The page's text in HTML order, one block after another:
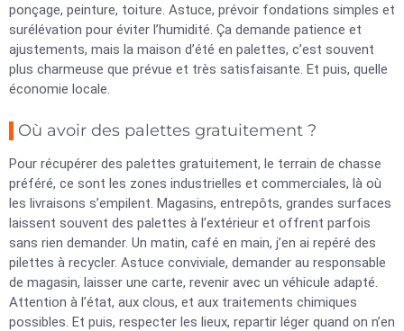
ponçage, peinture, toiture. Astuce, prévoir fondations simples et
surélévation pour éviter l’humidité. Ça demande patience et
ajustements, mais la maison d’été en palettes, c’est souvent
plus charmeuse que prévue et très satisfaisante. Et puis, quelle
économie locale.
Où avoir des palettes gratuitement ?
Pour récupérer des palettes gratuitement, le terrain de chasse
préféré, ce sont les zones industrielles et commerciales, là où
les livraisons s’empilent. Magasins, entrepôts, grandes surfaces
laissent souvent des palettes à l’extérieur et offrent parfois
sans rien demander. Un matin, café en main, j’en ai repéré des
pilettes à recycler. Astuce conviviale, demander au responsable
de magasin, laisser une carte, revenir avec un véhicule adapté.
Attention à l’état, aux clous, et aux traitements chimiques
possibles. Et puis, respecter les lieux, repartir léger quand on n’en